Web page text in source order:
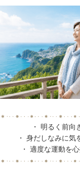
・ 明るく前向
・ 身だしなみに気
・ 適度な運動を